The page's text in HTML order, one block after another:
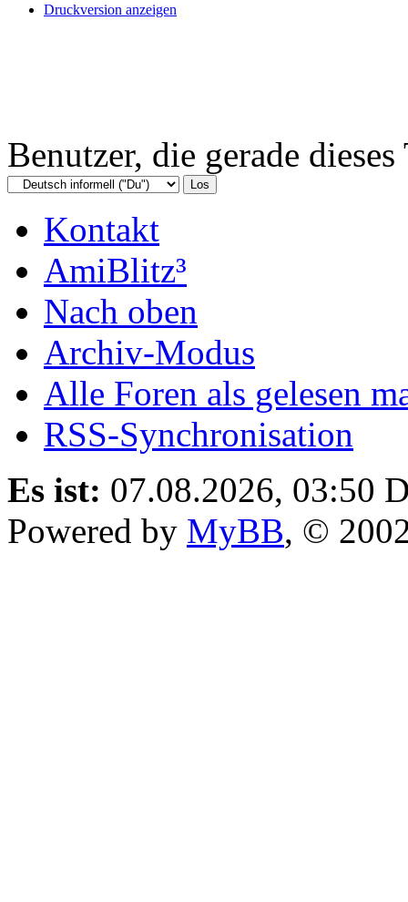
Druckversion anzeigen
Benutzer, die gerade
Kontakt
AmiBlitz³
Nach oben
Archiv-Modus
Alle Foren als gelesen
RSS-Synchronisation
Es ist: 07.08.2026, 03:50
Powered by MyBB, ©